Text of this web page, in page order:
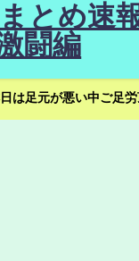
とめ速
闘編
足元が悪い中ご足労